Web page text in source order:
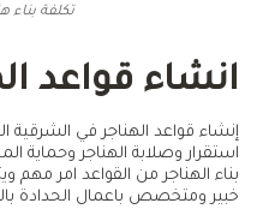
تكلفة بناء
انشاء قواعد
إنشاء قواعد الهناجر في الشرقية
استقرار وصلابة الهناجر وحماية
بناء الهناجر من القواعد امر مهم
خبير ومتخصص باعمال الحدادة